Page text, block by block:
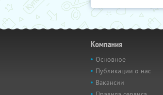
Компания
Основное
Публикации о нас
Вакансии